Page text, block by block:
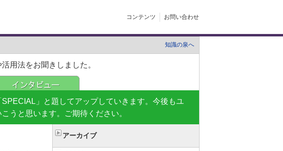
コンテンツ お問い合わせ
知識の泉へ
用法をお聞きしました。
」と題してアップしていきます。今後もユ
うと思います。ご期待ください。
アーカイブ